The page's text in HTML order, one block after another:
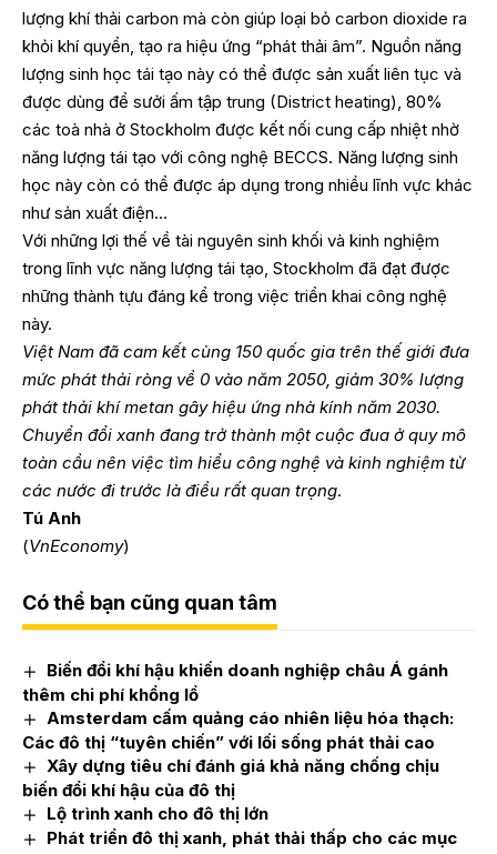
lượng khí thải carbon mà còn giúp loại bỏ carbon dioxide ra
khỏi khí quyển, tạo ra hiệu ứng “phát thải âm”. Nguồn năng
lượng sinh học tái tạo này có thể được sản xuất liên tục và
được dùng để sưởi ấm tập trung (District heating), 80%
các toà nhà ở Stockholm được kết nối cung cấp nhiệt nhờ
năng lượng tái tạo với công nghệ BECCS. Năng lượng sinh
học này còn có thể được áp dụng trong nhiều lĩnh vực khác
như sản xuất điện…
Với những lợi thế về tài nguyên sinh khối và kinh nghiệm
trong lĩnh vực năng lượng tái tạo, Stockholm đã đạt được
những thành tựu đáng kể trong việc triển khai công nghệ
này.
Việt Nam đã cam kết cùng 150 quốc gia trên thế giới đưa
mức phát thải ròng về 0 vào năm 2050, giảm 30% lượng
phát thải khí metan gây hiệu ứng nhà kính năm 2030.
Chuyển đổi xanh đang trở thành một cuộc đua ở quy mô
toàn cầu nên việc tìm hiểu công nghệ và kinh nghiệm từ
các nước đi trước là điều rất quan trọng.
Tú Anh
(VnEconomy)
Có thể bạn cũng quan tâm
Biến đổi khí hậu khiến doanh nghiệp châu Á gánh
thêm chi phí khổng lồ
Amsterdam cấm quảng cáo nhiên liệu hóa thạch:
Các đô thị “tuyên chiến” với lối sống phát thải cao
Xây dựng tiêu chí đánh giá khả năng chống chịu
biến đổi khí hậu của đô thị
Lộ trình xanh cho đô thị lớn
Phát triển đô thị xanh, phát thải thấp cho các mục